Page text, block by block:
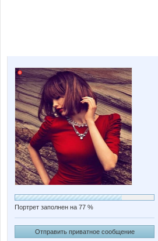
Портрет заполнен на 77 %
Отправить приватное сообщение